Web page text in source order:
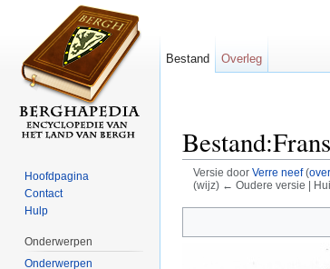
Versie door Verre neef (
(wijz) ← Oudere versie |
Bestand Overleg
Hoofdpagina
Contact
Hulp
Onderwerpen
Onderwerpen